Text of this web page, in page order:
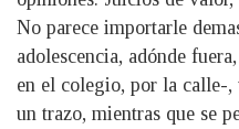
No parece importarle
adolescencia, adónde
en el colegio, por la calle-,
un trazo, mientras que se